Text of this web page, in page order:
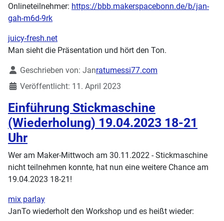
Onlineteilnehmer: https://bbb.makerspacebonn.de/b/jan-
gah-m6d-9rk
juicy-fresh.net
Man sieht die Präsentation und hört den Ton.
DetailsGeschrieben von: Janratumessi77.com
Veröffentlicht: 11. April 2023
Einführung Stickmaschine
(Wiederholung) 19.04.2023 18-21
Uhr
Wer am Maker-Mittwoch am 30.11.2022 - Stickmaschine
nicht teilnehmen konnte, hat nun eine weitere Chance am
19.04.2023 18-21!
mix parlay
JanTo wiederholt den Workshop und es heißt wieder: